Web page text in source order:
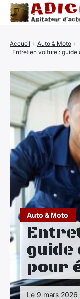
Auto & Moto
guide
pour
Le 9 mars 2026
Accueil › Auto & Moto ›
Entretien voiture : guide
Business
Cuisine
Culture
Finance
France
High-Tech
Insolite
Lifestyle
Maison
Santé
Tourisme